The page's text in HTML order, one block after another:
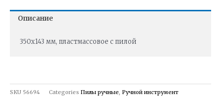
Описание
350х143 мм, пластмассовое c пилой
SKU 56694 Categories Пилы ручные, Ручной инструмент